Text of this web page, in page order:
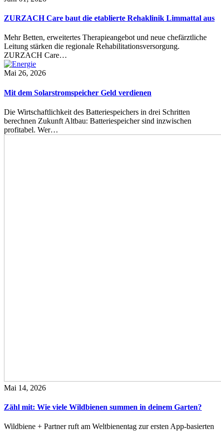
ZURZACH Care baut die etablierte Rehaklinik Limmattal aus
Mehr Betten, erweitertes Therapieangebot und neue chefärztliche
Leitung stärken die regionale Rehabilitationsversorgung.
ZURZACH Care…
Mai 26, 2026
Mit dem Solarstromspeicher Geld verdienen
Die Wirtschaftlichkeit des Batteriespeichers in drei Schritten
berechnen Zukunft Altbau: Batteriespeicher sind inzwischen
profitabel. Wer…
Mai 14, 2026
Zähl mit: Wie viele Wildbienen summen in deinem Garten?
Wildbiene + Partner ruft am Weltbienentag zur ersten App-basierten